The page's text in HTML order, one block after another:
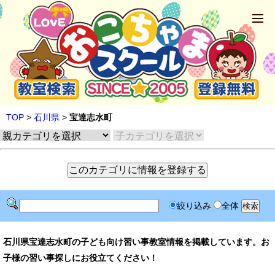
TOP > 石川県 > 宝達志水町
絞り込み 全体
石川県宝達志水町の子ども向け習い事教室情報を掲載しています。お
子様の習い事探しにお役立てください！